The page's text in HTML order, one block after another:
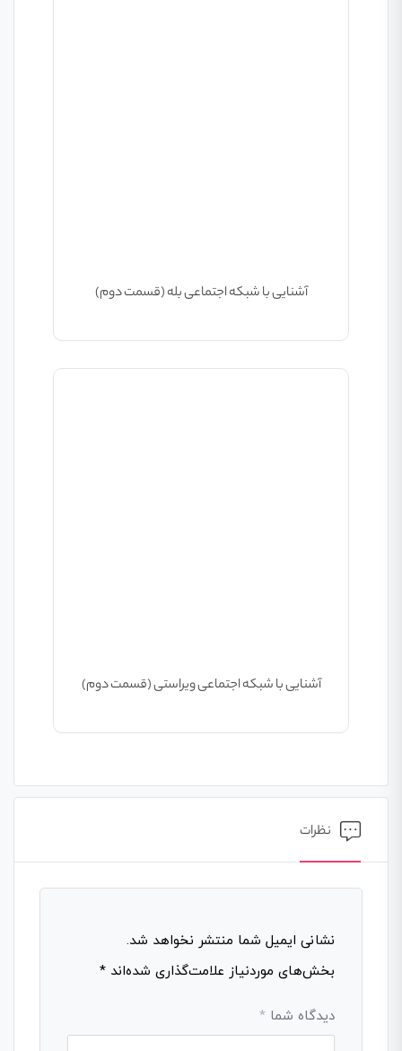
آشنایی با شبکه اجتماعی بله (قسمت دوم)
آشنایی با شبکه اجتماعی ویراستی (قسمت دوم)
نظرات
نشانی ایمیل شما منتشر نخواهد شد.
بخش‌های موردنیاز علامت‌گذاری شده‌اند *
دیدگاه شما *